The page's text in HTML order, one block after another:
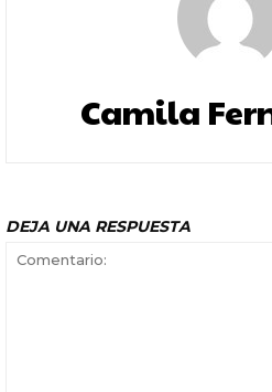
Camila
DEJA UNA RESPUESTA